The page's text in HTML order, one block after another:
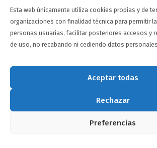
Esta web únicamente utiliza cookies propias y de
organizaciones con finalidad técnica para permitir
personas usuarias, facilitar posteriores accesos y
de uso, no recabando ni cediendo datos
Aceptar todas
Rechazar
Preferencias
Quiénes somos-Información Legal-
Privacidad-Política de Cookies-
accesibilidad